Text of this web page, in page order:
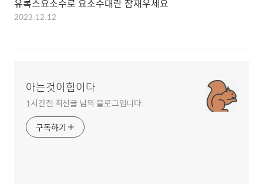
유록스요소수로 요소수대란 잠재우세요
2023.12.12
아는것이힘이다
1시간전 최신글 님의 블로그입니다.
구독하기